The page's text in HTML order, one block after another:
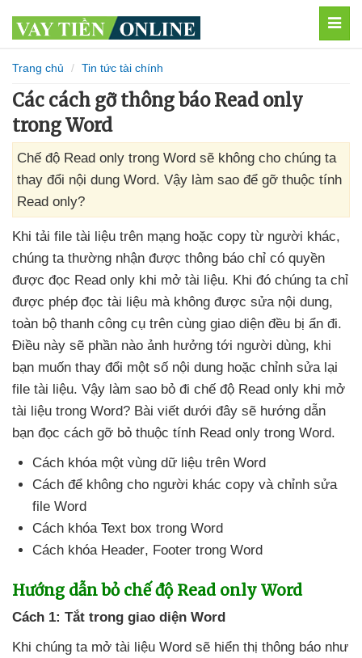
Trang chủ Tin tức tài chính
Các cách gỡ thông báo Read only
trong Word
Chế độ Read only trong Word sẽ không cho chúng ta
thay đổi nội dung Word. Vậy làm sao để gỡ thuộc tính
Read only?
Khi tải file tài liệu trên mạng hoặc copy từ người khác,
chúng ta thường nhận được thông báo chỉ có quyền
được đọc Read only khi mở tài liệu. Khi đó chúng ta chỉ
được phép đọc tài liệu mà không được sửa nội dung,
toàn bộ thanh công cụ trên cùng giao diện đều bị ẩn đi.
Điều này sẽ phần nào ảnh hưởng tới người dùng, khi
bạn muốn thay đổi một số nội dung hoặc chỉnh sửa lại
file tài liệu. Vậy làm sao bỏ đi chế độ Read only khi mở
tài liệu trong Word? Bài viết dưới đây sẽ hướng dẫn
bạn đọc cách gỡ bỏ thuộc tính Read only trong Word.
Cách khóa một vùng dữ liệu trên Word
Cách để không cho người khác copy và chỉnh sửa
file Word
Cách khóa Text box trong Word
Cách khóa Header, Footer trong Word
Hướng dẫn bỏ chế độ Read only Word
Cách 1: Tắt trong giao diện Word
Khi chúng ta mở tài liệu Word sẽ hiển thị thông báo như